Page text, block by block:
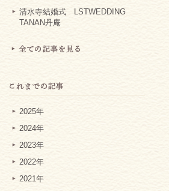
清水寺結婚式 LSTWEDDING
TANAN丹庵
2025年
2024年
2023年
2022年
2021年